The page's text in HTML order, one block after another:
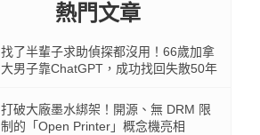
熱門文章
找了半輩子求助偵探都沒用！66歲加拿
大男子靠ChatGPT，成功找回失散50年
打破大廠墨水綁架！開源、無 DRM 限
制的「Open Printer」概念機亮相